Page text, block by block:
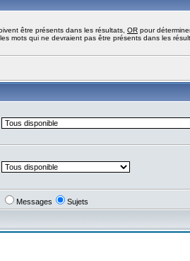
être présents dans les résultats, OR pour
mots qui ne devraient pas être présents dans les
Messages Sujets